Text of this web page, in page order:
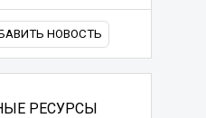
НОВОСТЬ
РЕСУРСЫ